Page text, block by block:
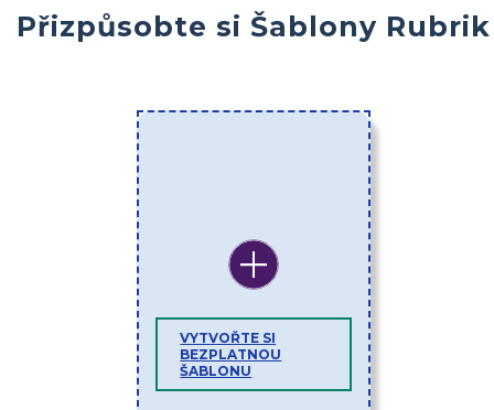
Přizpůsobte si Šablony Rubrik
VYTVOŘTE SI
BEZPLATNOU
ŠABLONU